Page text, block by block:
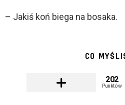
– Jakiś koń biega na bosaka.
CO
202
Punktów